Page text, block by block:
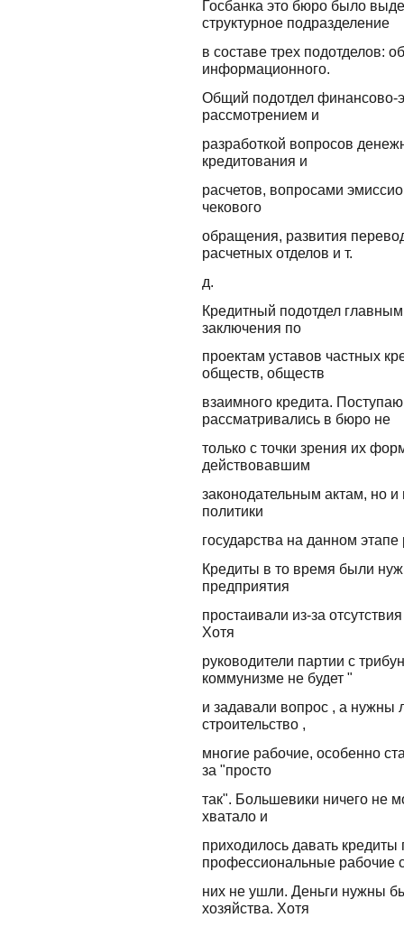
Госбанка это бюро было
структурное подразделение
в составе трех подотделов:
информационного.
Общий подотдел финансово-
рассмотрением и
разработкой вопросов
кредитования и
расчетов, вопросами
чекового
обращения, развития
расчетных отделов и т.
д.
Кредитный подотдел
заключения по
проектам уставов частных
обществ, обществ
взаимного кредита.
рассматривались в бюро не
только с точки зрения их
действовавшим
законодательным актам, но и
политики
государства на данном этапе
Кредиты в то время были
предприятия
простаивали из-за
Хотя
руководители партии с
коммунизме не будет "
и задавали вопрос , а нужны
строительство ,
многие рабочие, особенно
за "просто
так". Большевики ничего не
хватало и
приходилось давать
профессиональные рабочие
них не ушли. Деньги нужны
хозяйства. Хотя